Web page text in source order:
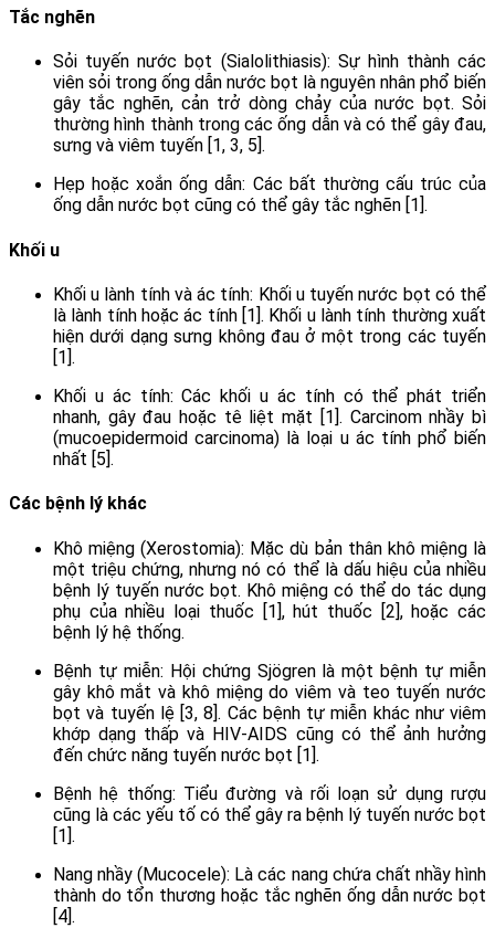
Tắc nghẽn
Sỏi tuyến nước bọt (Sialolithiasis): Sự hình thành các
viên sỏi trong ống dẫn nước bọt là nguyên nhân phổ biến
gây tắc nghẽn, cản trở dòng chảy của nước bọt. Sỏi
thường hình thành trong các ống dẫn và có thể gây đau,
sưng và viêm tuyến [1, 3, 5].
Hẹp hoặc xoắn ống dẫn: Các bất thường cấu trúc của
ống dẫn nước bọt cũng có thể gây tắc nghẽn [1].
Khối u
Khối u lành tính và ác tính: Khối u tuyến nước bọt có thể
là lành tính hoặc ác tính [1]. Khối u lành tính thường xuất
hiện dưới dạng sưng không đau ở một trong các tuyến
[1].
Khối u ác tính: Các khối u ác tính có thể phát triển
nhanh, gây đau hoặc tê liệt mặt [1]. Carcinom nhầy bì
(mucoepidermoid carcinoma) là loại u ác tính phổ biến
nhất [5].
Các bệnh lý khác
Khô miệng (Xerostomia): Mặc dù bản thân khô miệng là
một triệu chứng, nhưng nó có thể là dấu hiệu của nhiều
bệnh lý tuyến nước bọt. Khô miệng có thể do tác dụng
phụ của nhiều loại thuốc [1], hút thuốc [2], hoặc các
bệnh lý hệ thống.
Bệnh tự miễn: Hội chứng Sjögren là một bệnh tự miễn
gây khô mắt và khô miệng do viêm và teo tuyến nước
bọt và tuyến lệ [3, 8]. Các bệnh tự miễn khác như viêm
khớp dạng thấp và HIV-AIDS cũng có thể ảnh hưởng
đến chức năng tuyến nước bọt [1].
Bệnh hệ thống: Tiểu đường và rối loạn sử dụng rượu
cũng là các yếu tố có thể gây ra bệnh lý tuyến nước bọt
[1].
Nang nhầy (Mucocele): Là các nang chứa chất nhầy hình
thành do tổn thương hoặc tắc nghẽn ống dẫn nước bọt
[4].